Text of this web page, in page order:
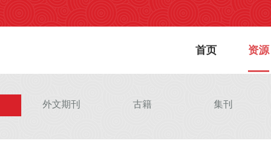
首页 资源
外文期刊 古籍 集刊